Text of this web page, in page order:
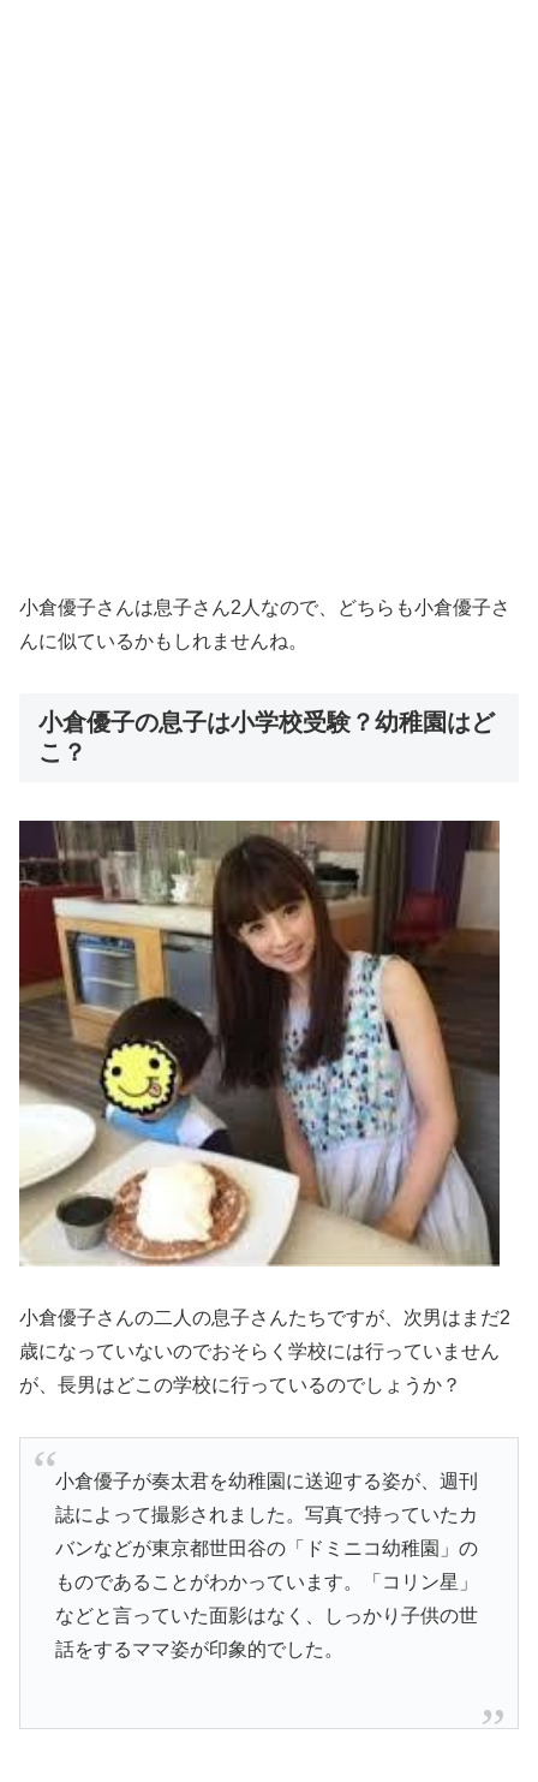
小倉優子さんは息子さん2人なので、どちらも小倉優子さ
んに似ているかもしれませんね。
小倉優子の息子は小学校受験？幼稚園はど
こ？
小倉優子さんの二人の息子さんたちですが、次男はまだ2
歳になっていないのでおそらく学校には行っていません
が、長男はどこの学校に行っているのでしょうか？
小倉優子が奏太君を幼稚園に送迎する姿が、週刊
誌によって撮影されました。写真で持っていたカ
バンなどが東京都世田谷の「ドミニコ幼稚園」の
ものであることがわかっています。「コリン星」
などと言っていた面影はなく、しっかり子供の世
話をするママ姿が印象的でした。